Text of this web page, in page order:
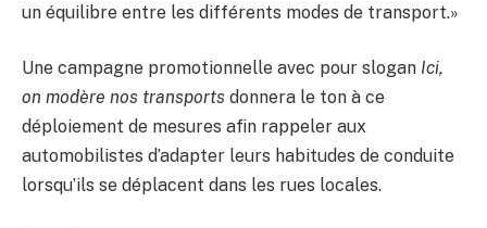
un équilibre entre les différents modes de transport.»
Une campagne promotionnelle avec pour slogan Ici,
on modère nos transports donnera le ton à ce
déploiement de mesures afin rappeler aux
automobilistes d’adapter leurs habitudes de conduite
lorsqu’ils se déplacent dans les rues locales.